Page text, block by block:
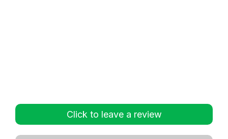
Click to leave a review